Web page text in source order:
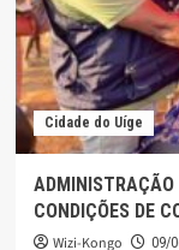
Cidade do Uíge
CONDIÇÕES DE
Wizi-Kongo 09/